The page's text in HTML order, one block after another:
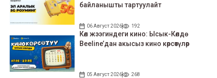
байланышты тартуулайт
06 Август 2026 192
Көл жээгиндеги кино: Ысык-Көлдө
Beeline’дан акысыз кино көрсөтүлөр
05 Август 2026 268